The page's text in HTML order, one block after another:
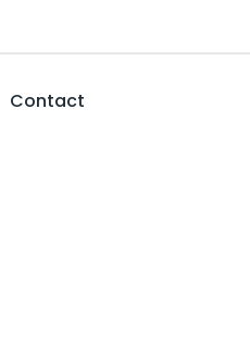
Contact